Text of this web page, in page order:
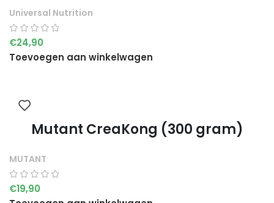
Universal Nutrition
€24,90
Toevoegen aan winkelwagen
Mutant CreaKong (300 gram)
MUTANT
€19,90